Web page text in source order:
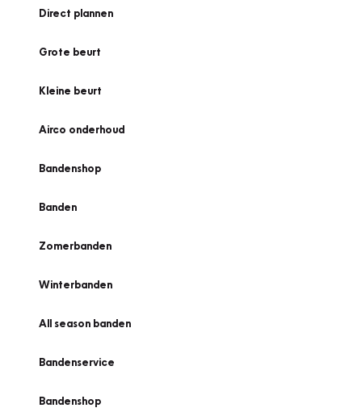
Direct plannen
Grote beurt
Kleine beurt
Airco onderhoud
Bandenshop
Banden
Zomerbanden
Winterbanden
All season banden
Bandenservice
Bandenshop